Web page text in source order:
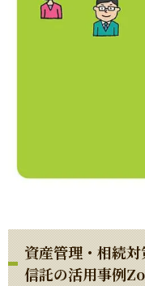
資産管理・相続
信託の活用事例